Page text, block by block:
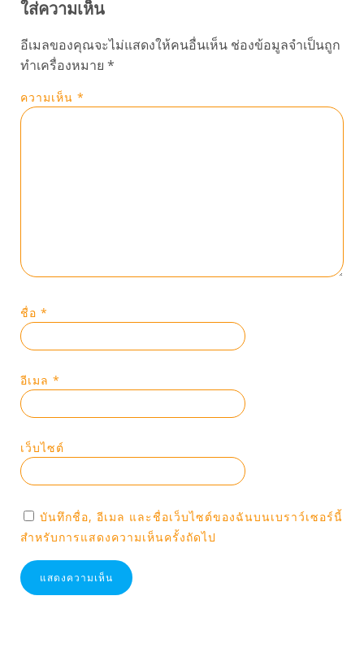
ใส่ความเห็น
อีเมลของคุณจะไม่แสดงให้คนอื่นเห็น ช่องข้อมูลจำเป็นถูก
ทำเครื่องหมาย *
ความเห็น *
ชื่อ *
อีเมล *
เว็บไซต์
บันทึกชื่อ, อีเมล และชื่อเว็บไซต์ของฉันบนเบราว์เซอร์นี้
สำหรับการแสดงความเห็นครั้งถัดไป